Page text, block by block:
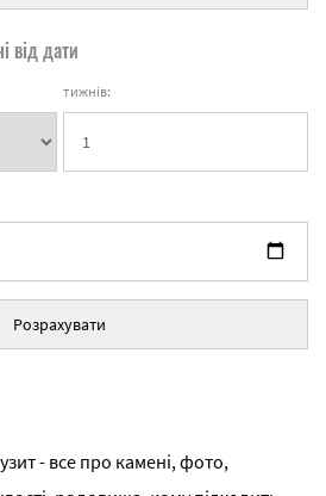
від дати
тижнів:
Розрахувати
- все про камені, фото,